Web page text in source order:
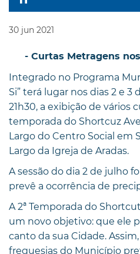
30 jun 2021
- Curtas Metragens
Integrado no Programa
Si” terá lugar nos dias 2 e 3
21h30, a exibição de vários
temporada do Shortcuz
Largo do Centro Social em
Largo da Igreja de Aradas.
A sessão do dia 2 de julho
prevê a ocorrência de
A 2ª Temporada do
um novo objetivo: que ele
canto da sua Cidade.
freguesias do Município